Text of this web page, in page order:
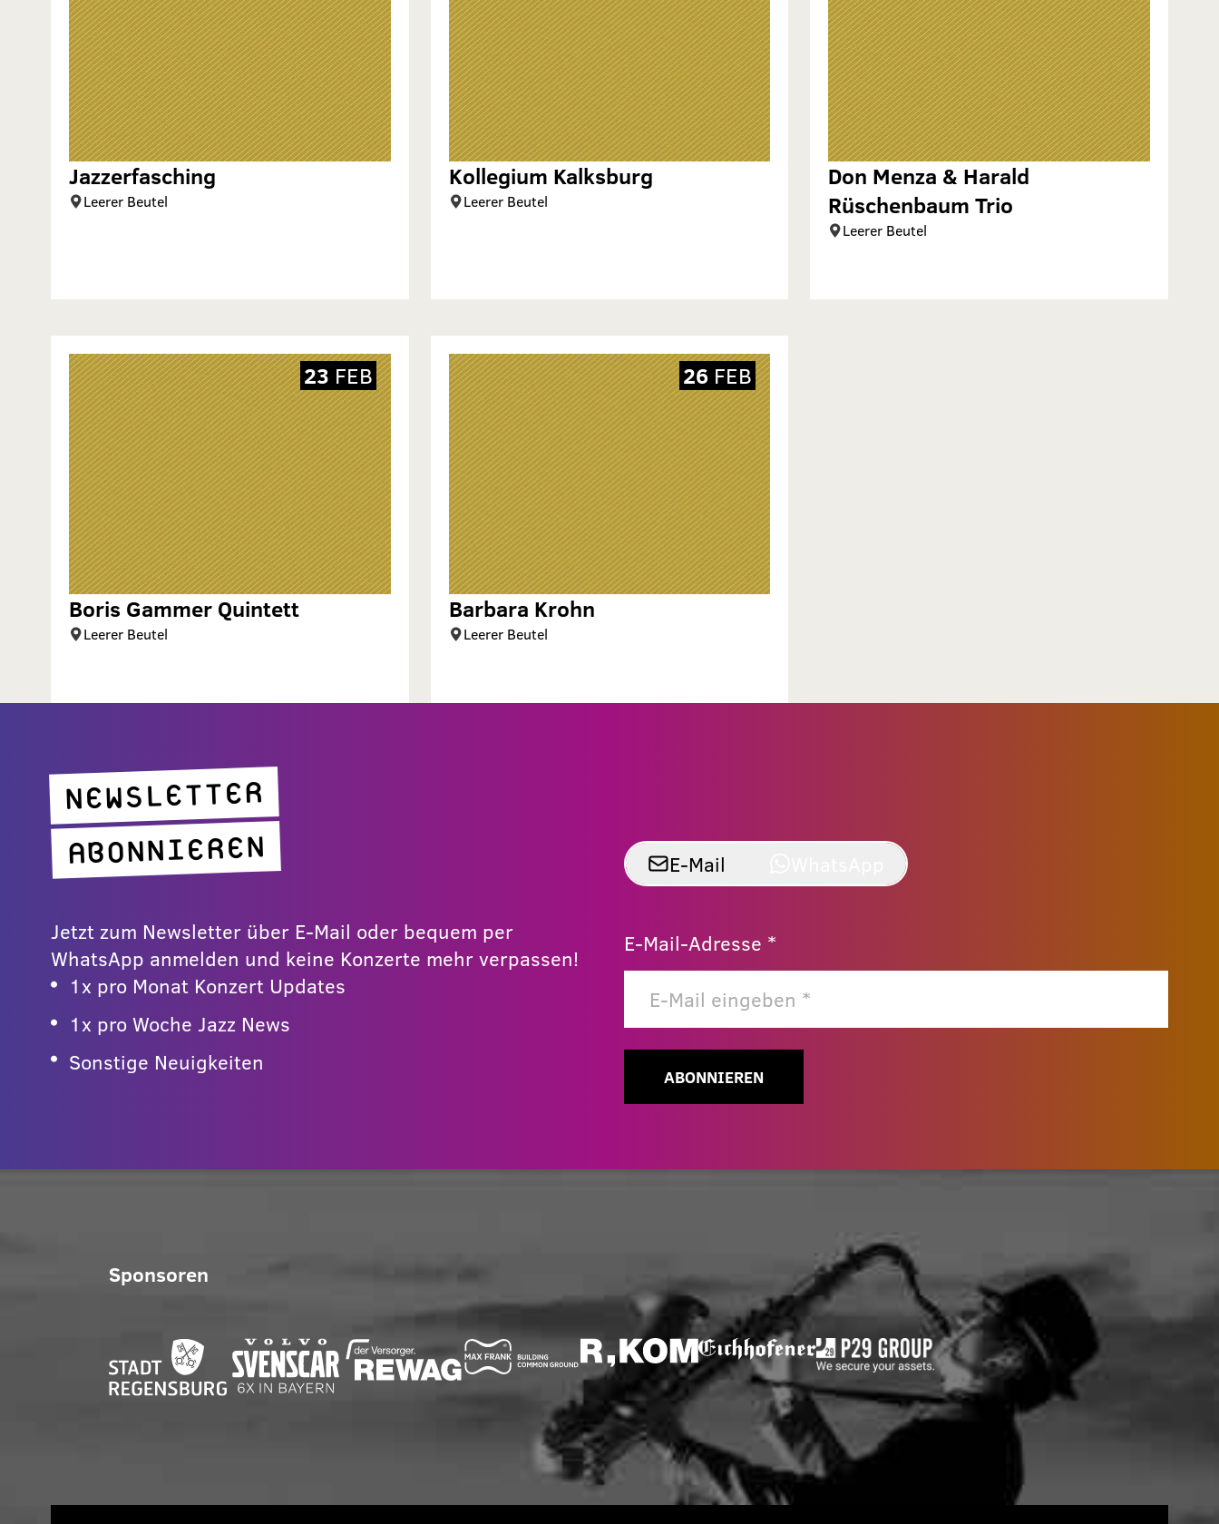
Jazzerfasching
Leerer Beutel
Kollegium Kalksburg
Leerer Beutel
Don Menza & Harald
Rüschenbaum Trio
Leerer Beutel
Boris Gammer Quintett
Leerer Beutel
23 FEB
Barbara Krohn
Leerer Beutel
26 FEB
NEWSLETTER
ABONNIEREN
Jetzt zum Newsletter über E-Mail oder bequem per
WhatsApp anmelden und keine Konzerte mehr verpassen!
1x pro Monat Konzert Updates
1x pro Woche Jazz News
Sonstige Neuigkeiten
E-Mail
E-Mail-Adresse *
ABONNIEREN
Sponsoren